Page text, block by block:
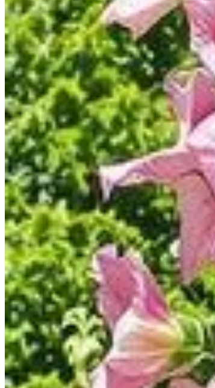
Publié le 7 mars 2025 à 08:00
Pour obtenir une floraison printanière
Ces plantes bisannuelles, appréciées pour leur
un magnifique tableau coloré, attirant la
Préparer le terrain dès début
L'une des clés pour garantir une floraison
considérablement vos chances de voir fleurir
suffisamment d'énergie pour produire des fleurs
terrine, souvent pratiqué par les jardiniers
dès la première année. À l'inverse, le semis
L'entretien minutieux des
Pour garantir le bien-être et l'abondance florale
protection contre les nuisibles ou encore le
cas d'excès d'eau.
Protéger les jeunes plants des
Les roses trémières, tout comme d'autres